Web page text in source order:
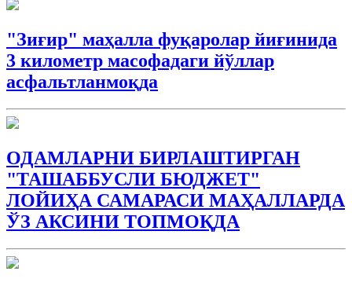
"Зиғир" маҳалла фуқаролар йиғинида
3 километр масофадаги йўллар
асфальтланмоқда
ОДАМЛАРНИ БИРЛАШТИРГАН
"ТАШАББУСЛИ БЮДЖEТ"
ЛОЙИҲА САМАРАСИ МАҲАЛЛАРДА
ЎЗ АКСИНИ ТОПМОҚДА